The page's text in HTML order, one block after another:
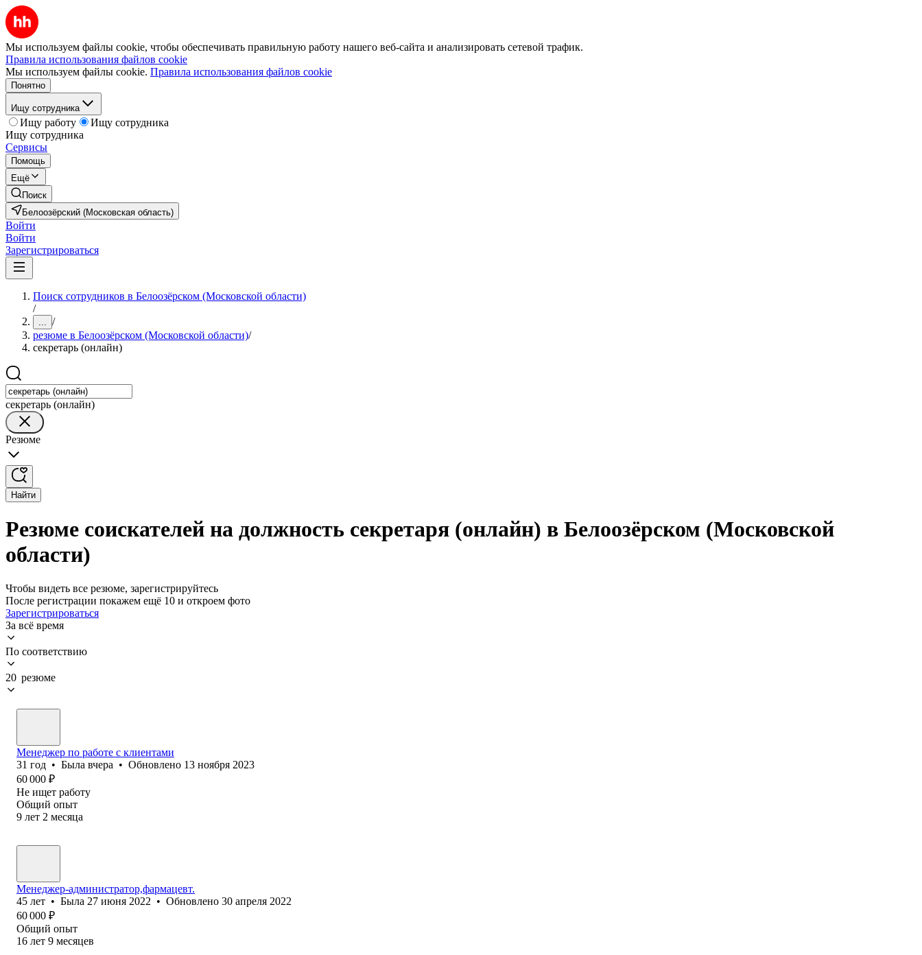
Мы используем файлы cookie, чтобы обеспечивать правильную работу нашего веб-сайта и анализировать сетевой трафик.
Правила использования файлов cookie
Мы используем файлы cookie. Правила использования файлов cookie
Понятно
Ищу сотрудника
Ищу работу
Ищу сотрудника
Ищу сотрудника
Сервисы
Помощь
Ещё
Поиск
Белоозёрский (Московская область)
Войти
Войти
Зарегистрироваться
Поиск сотрудников в Белоозёрском (Московской области)
/
... /
резюме в Белоозёрском (Московской области)/
секретарь (онлайн)
секретарь (онлайн)
Резюме
Найти
Резюме соискателей на должность секретаря (онлайн) в Белоозёрском (Московской
области)
Чтобы видеть все резюме, зарегистрируйтесь
После регистрации покажем ещё 10 и откроем фото
Зарегистрироваться
За всё время
По соответствию
20 резюме
Менеджер по работе с клиентами
31 год • Была вчера • Обновлено 13 ноября 2023
60 000 ₽
Не ищет работу
Общий опыт
9 лет 2 месяца
Менеджер-администратор,фармацевт.
45 лет • Была 27 июня 2022 • Обновлено 30 апреля 2022
60 000 ₽
Общий опыт
16 лет 9 месяцев